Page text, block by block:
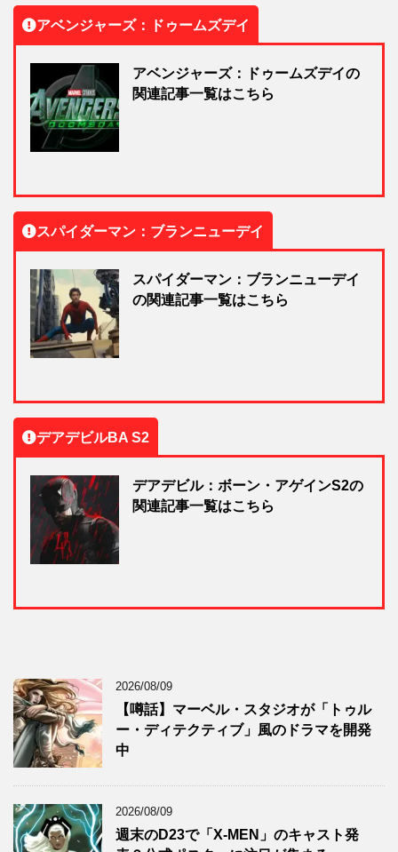
アベンジャーズ：ドゥームズデイ
アベンジャーズ：ドゥームズデイの
関連記事一覧はこちら
スパイダーマン：ブランニューデイ
スパイダーマン：ブランニューデイ
の関連記事一覧はこちら
デアデビルBA S2
デアデビル：ボーン・アゲインS2の
関連記事一覧はこちら
2026/08/09
【噂話】マーベル・スタジオが「トゥル
ー・ディテクティブ」風のドラマを開発
中
2026/08/09
週末のD23で「X-MEN」のキャスト発